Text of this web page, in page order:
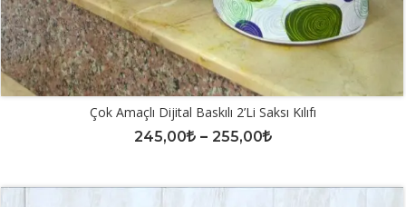
Çok Amaçlı Dijital Baskılı 2’li Saksı Kılıfı
245,00
– 255,00